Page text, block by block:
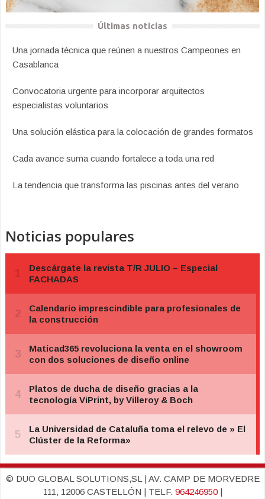
Últimas noticias
Una jornada técnica que reúnen a nuestros Campeones en
Casablanca
Convocatoria urgente para incorporar arquitectos
especialistas voluntarios
Una solución elástica para la colocación de grandes formatos
Cada avance suma cuando fortalece a toda una red
La tendencia que transforma las piscinas antes del verano
Noticias populares
© DUO GLOBAL SOLUTIONS,SL | AV. CAMP DE MORVEDRE
111, 12006 CASTELLÓN | TELF. 964246950|